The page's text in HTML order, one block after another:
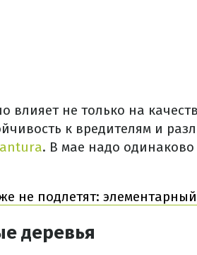
влияет не только на
к вредителям и
. В мае надо
не подлетят:
деревья